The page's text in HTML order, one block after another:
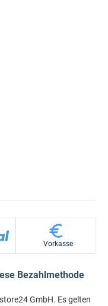
Vorkasse
Bezahlmethode
GmbH. Es gelten